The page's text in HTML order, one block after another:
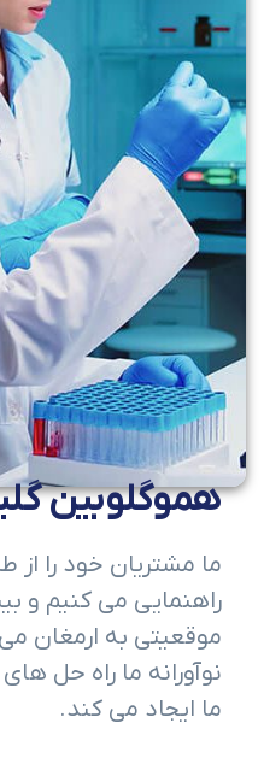
هموگلوبین
ما مشتریان خود را از
راهنمایی می کنیم و
موقعیتی به ارمغان می
نوآورانه ما راه حل های
ما ایجاد می کند.